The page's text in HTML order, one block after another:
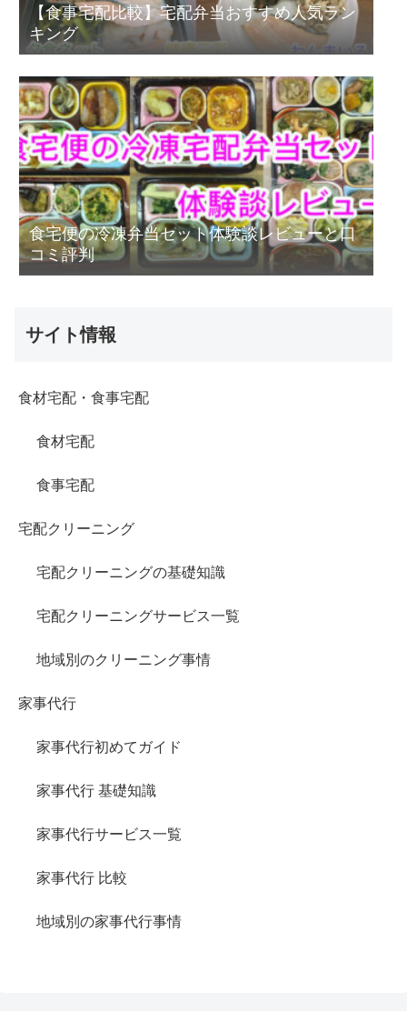
【食事宅配比較】宅配弁当おすすめ人気ラン
キング
食宅便の冷凍弁当セット体験談レビューと口
コミ評判
サイト情報
食材宅配・食事宅配
食材宅配
食事宅配
宅配クリーニング
宅配クリーニングの基礎知識
宅配クリーニングサービス一覧
地域別のクリーニング事情
家事代行
家事代行初めてガイド
家事代行 基礎知識
家事代行サービス一覧
家事代行 比較
地域別の家事代行事情